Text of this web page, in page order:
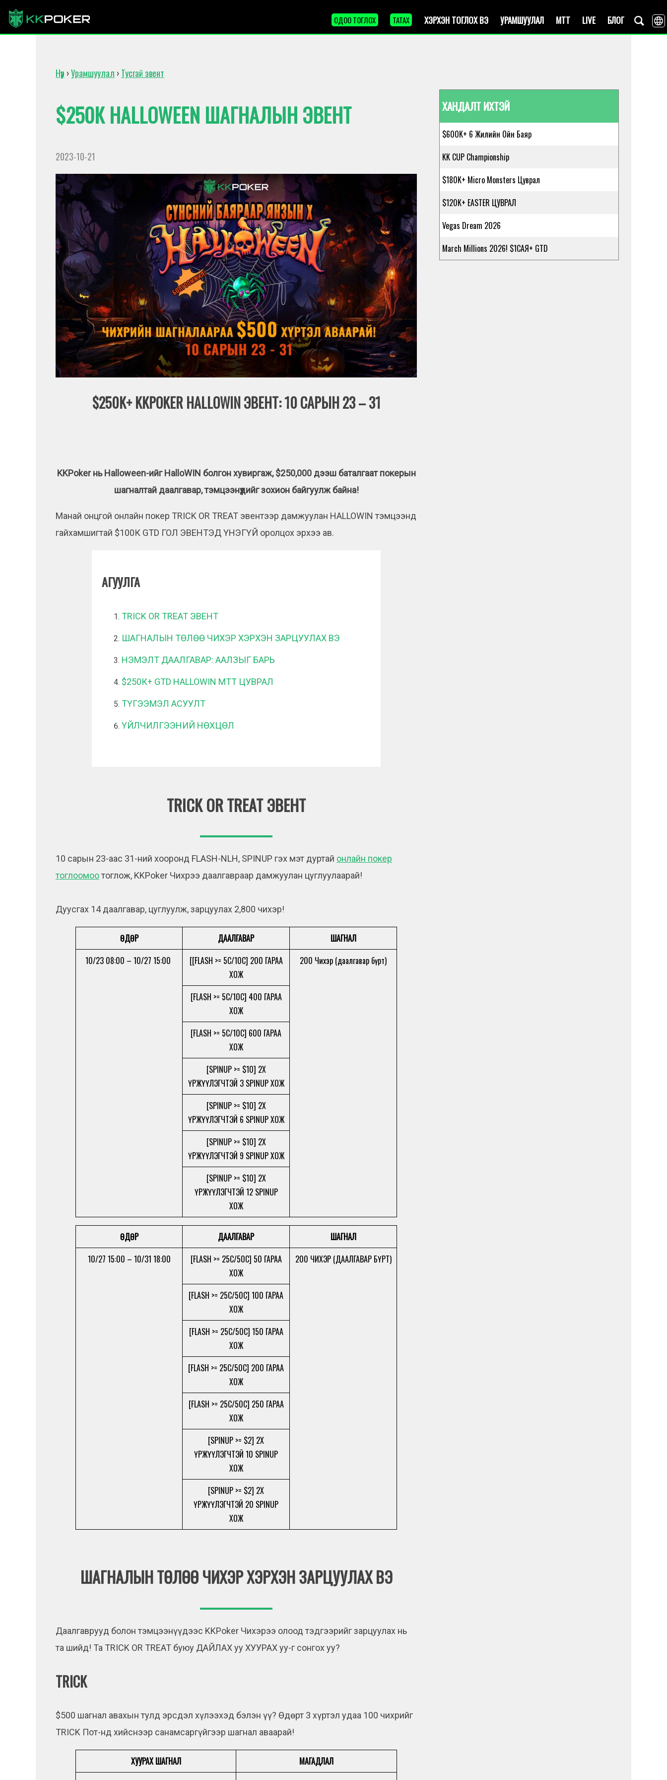
БЛОГ
LIVE
MTT
УРАМШУУЛАЛ
ХЭРХЭН ТОГЛОХ ВЭ
ОДОО ТОГЛОХ ТАТАХ
Нүүр ›Урамшуулал ›Тусгай эвент
$250К HALLOWEEN ШАГНАЛЫН ЭВЕНТ
2023-10-21
$250K+ KKPOKER HALLOWIN ЭВЕНТ: 10 САРЫН 23 – 31
KKPoker нь Halloween-ийг HalloWIN болгон хувиргаж, $250,000 дээш баталгаат покерын
шагналтай даалгавар, тэмцээнүүдийг зохион байгуулж байна!
Манай онцгой онлайн покер TRICK OR TREAT эвентээр дамжуулан HALLOWIN тэмцээнд
гайхамшигтай $100К GTD ГОЛ ЭВЕНТЭД ҮНЭГҮЙ оролцох эрхээ ав.
АГУУЛГА
TRICK OR TREAT ЭВЕНТ
ШАГНАЛЫН ТӨЛӨӨ ЧИХЭР ХЭРХЭН ЗАРЦУУЛАХ ВЭ
НЭМЭЛТ ДААЛГАВАР: ААЛЗЫГ БАРЬ
$250К+ GTD HALLOWIN MTT ЦУВРАЛ
ТҮГЭЭМЭЛ АСУУЛТ
ҮЙЛЧИЛГЭЭНИЙ НӨХЦӨЛ
TRICK OR TREAT ЭВЕНТ
10 сарын 23-аас 31-ний хооронд FLASH-NLH, SPINUP гэх мэт дуртай онлайн покер
тоглоомоотоглож, KKPoker Чихрээ даалгавраар дамжуулан цуглуулаарай!
Дуусгах 14 даалгавар, цуглуулж, зарцуулах 2,800 чихэр!
ӨДӨР ДААЛГАВАР
ШАГНАЛ
10/23 08:00 – 10/27 15:00
[[FLASH >= 5C/10C] 200 ГАРАА
ХОЖ
200 Чихэр (даалгавар бүрт)
[FLASH >= 5C/10C] 400 ГАРАА
ХОЖ
[FLASH >= 5C/10C] 600 ГАРАА
ХОЖ
[SPINUP >= $10] 2X
ҮРЖҮҮЛЭГЧТЭЙ 3 SPINUP ХОЖ
[SPINUP >= $10] 2X
ҮРЖҮҮЛЭГЧТЭЙ 6 SPINUP ХОЖ
[SPINUP >= $10] 2X
ҮРЖҮҮЛЭГЧТЭЙ 9 SPINUP ХОЖ
[SPINUP >= $10] 2X
ҮРЖҮҮЛЭГЧТЭЙ 12 SPINUP
ХОЖ
ӨДӨР ДААЛГАВАР
ШАГНАЛ
10/27 15:00 – 10/31 18:00
[FLASH >= 25C/50C] 50 ГАРАА
ХОЖ
200 ЧИХЭР (ДААЛГАВАР БҮРТ)
[FLASH >= 25C/50C] 100 ГАРАА
ХОЖ
[FLASH >= 25C/50C] 150 ГАРАА
ХОЖ
[FLASH >= 25C/50C] 200 ГАРАА
ХОЖ
[FLASH >= 25C/50C] 250 ГАРАА
ХОЖ
[SPINUP >= $2] 2X
ҮРЖҮҮЛЭГЧТЭЙ 10 SPINUP
ХОЖ
[SPINUP >= $2] 2X
ҮРЖҮҮЛЭГЧТЭЙ 20 SPINUP
ХОЖ
ШАГНАЛЫН ТӨЛӨӨ ЧИХЭР ХЭРХЭН ЗАРЦУУЛАХ ВЭ
Даалгаврууд болон тэмцээнүүдээс KKPoker Чихэрээ олоод тэдгээрийг зарцуулах нь
та шийд! Та TRICK OR TREAT буюу ДАЙЛАХ уу ХУУРАХ уу-г сонгох уу?
TRICK
$500 шагнал авахын тулд эрсдэл хүлээхэд бэлэн үү? Өдөрт 3 хүртэл удаа 100 чихрийг
TRICK Пот-нд хийснээр санамсаргүйгээр шагнал аваарай!
ХУУРАХ ШАГНАЛ
МАГАДЛАЛ
ХАНДАЛТ ИХТЭЙ
$600K+ 6 Жилийн Ойн Баяр
KK CUP Championship
$180K+ Micro Monsters Цуврал
$120K+ EASTER ЦУВРАЛ
Vegas Dream 2026
March Millions 2026! $1САЯ+ GTD